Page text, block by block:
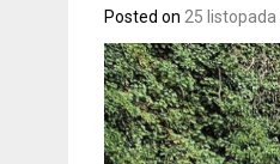
Posted on 25 listopada